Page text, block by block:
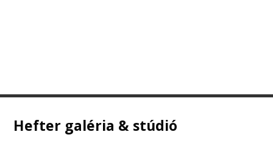
Hefter galéria & stúdió